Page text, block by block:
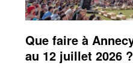
Que faire à
au 12 juillet 2026 ?